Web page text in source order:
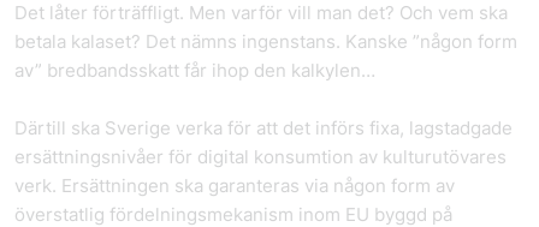
Det låter förträffligt. Men varför vill man det? Och vem ska
betala kalaset? Det nämns ingenstans. Kanske ”någon form
av” bredbandsskatt får ihop den kalkylen…
Därtill ska Sverige verka för att det införs fixa, lagstadgade
ersättningsnivåer för digital konsumtion av kulturutövares
verk. Ersättningen ska garanteras via någon form av
överstatlig fördelningsmekanism inom EU byggd på